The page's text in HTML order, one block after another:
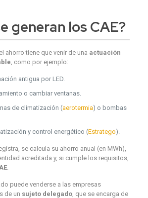
generan los CAE?
ahorro tiene que venir de una actuación
, como por ejemplo:
antigua por LED.
o cambiar ventanas.
de climatización (aerotermia) o bombas
y control energético (Estratego).
se calcula su ahorro anual (en MWh),
acreditada y, si cumple los requisitos,
.
puede venderse a las empresas
de un sujeto delegado, que se encarga de